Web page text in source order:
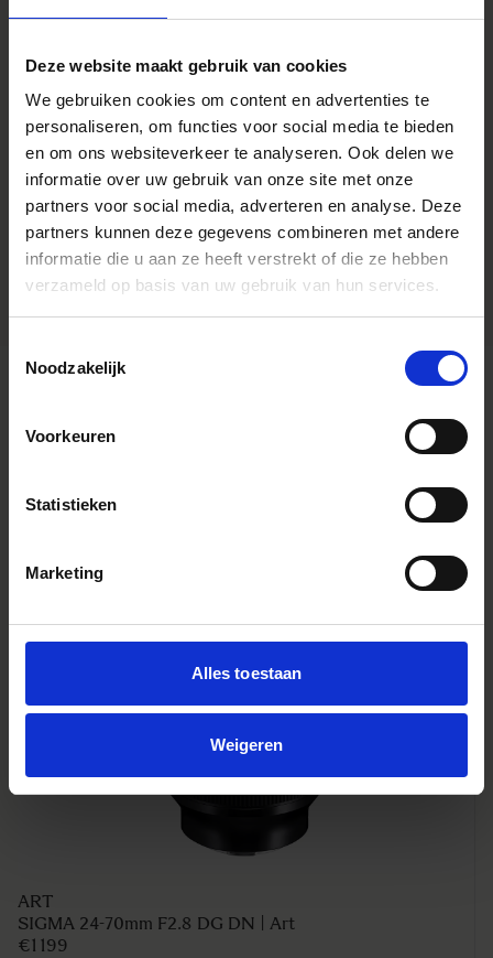
Deze website maakt gebruik van cookies
We gebruiken cookies om content en advertenties te
personaliseren, om functies voor social media te bieden
en om ons websiteverkeer te analyseren. Ook delen we
informatie over uw gebruik van onze site met onze
partners voor social media, adverteren en analyse. Deze
partners kunnen deze gegevens combineren met andere
informatie die u aan ze heeft verstrekt of die ze hebben
verzameld op basis van uw gebruik van hun services.
Noodzakelijk
Voorkeuren
Statistieken
Marketing
Alles toestaan
Weigeren
the lens is designed to deliver the
cameras with full-frame sensors,
and "DN" when the lens design is
optimized for mirrorless cameras
with the short flange focal length.
Youtube Videos
Instagram Widget
Accessory Type
Dimensions (diameter x length)
Navigating through the elements of the carousel is
ART
SIGMA 24-70mm F2.8 DG DN | Art
€1 199